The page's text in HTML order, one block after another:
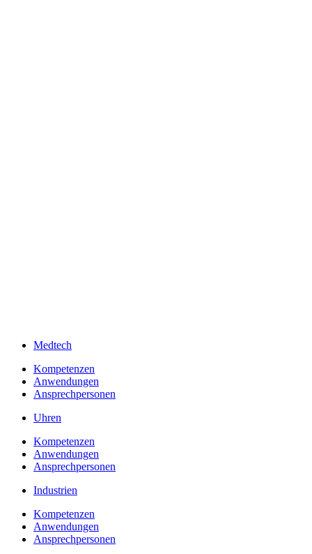
Medtech
Kompetenzen
Anwendungen
Ansprechpersonen
Uhren
Kompetenzen
Anwendungen
Ansprechpersonen
Industrien
Kompetenzen
Anwendungen
Ansprechpersonen